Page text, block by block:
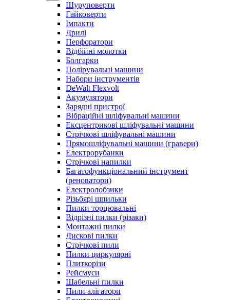
Шуруповерти
Гайковерти
Імпакти
Дрилі
Перфоратори
Відбійні молотки
Болгарки
Полірувальні машини
Набори інструментів
DeWalt Flexvolt
Акумулятори
Зарядні пристрої
Вібраційні шліфувальні машини
Ексцентрикові шліфувальні машини
Стрічкові шліфувальні машини
Прямошліфувальні машини (гравери)
Електрорубанки
Стрічкові напилки
Багатофункціональний інструмент
(реноватори)
Електролобзики
Різьбярі шпильки
Пилки торцювальні
Відрізні пилки (різаки)
Монтажні пилки
Дискові пилки
Стрічкові пили
Пилки циркулярні
Плиткорізи
Рейсмуси
Шабельні пилки
Пили алігатори